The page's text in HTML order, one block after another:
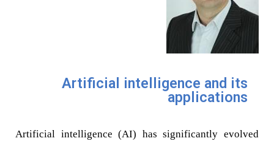
Artificial intelligence and its
applications
Artificial intelligence (AI) has significantly evolved